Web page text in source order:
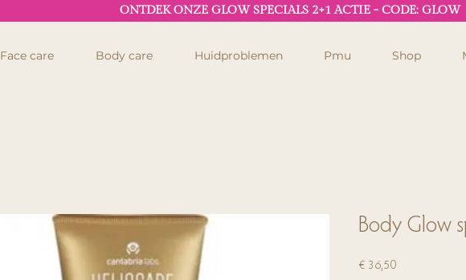
ONTDEK ONZE GLOW SPECIALS 2+1 ACTIE - CODE: GLOW
Face care Body care Huidproblemen Pmu Shop
Body Glow
€ 36,50Prijs